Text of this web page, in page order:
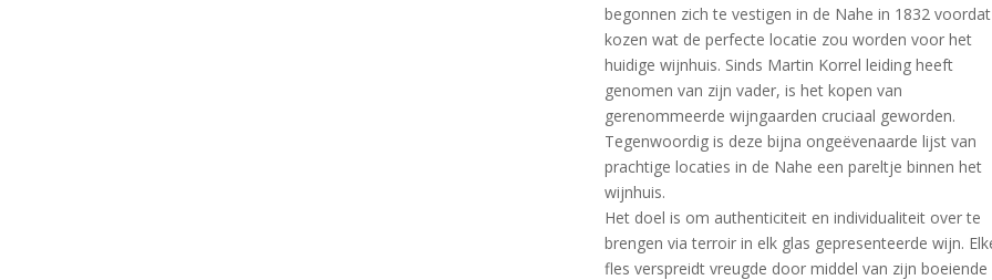
begonnen zich te vestigen in de Nahe in 1832
kozen wat de perfecte locatie zou worden voor het
huidige wijnhuis. Sinds Martin Korrel leiding heeft
genomen van zijn vader, is het kopen van
gerenommeerde wijngaarden cruciaal geworden.
Tegenwoordig is deze bijna ongeëvenaarde lijst van
prachtige locaties in de Nahe een pareltje binnen het
wijnhuis.
Het doel is om authenticiteit en individualiteit over te
brengen via terroir in elk glas gepresenteerde wijn.
fles verspreidt vreugde door middel van zijn boeiende